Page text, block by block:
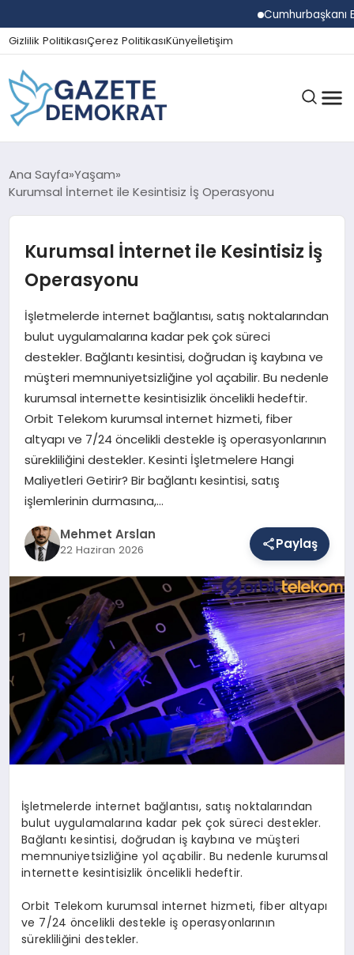
Cumhurbaşkanı
Gizlilik PolitikasıÇerez PolitikasıKünyeİletişim
GÜNDEM
SPOR
MAGAZIN
SAĞLIK
EĞITIM
DÜNYA
YAŞAM
Ana Sayfa Yaşam
Kurumsal İnternet ile Kesintisiz İş Operasyonu
Kurumsal İnternet ile Kesintisiz İş
Operasyonu
İşletmelerde internet bağlantısı, satış noktalarından
bulut uygulamalarına kadar pek çok süreci
destekler. Bağlantı kesintisi, doğrudan iş kaybına ve
müşteri memnuniyetsizliğine yol açabilir. Bu nedenle
kurumsal internette kesintisizlik öncelikli hedeftir.
Orbit Telekom kurumsal internet hizmeti, fiber
altyapı ve 7/24 öncelikli destekle iş operasyonlarının
sürekliliğini destekler. Kesinti İşletmelere Hangi
Maliyetleri Getirir? Bir bağlantı kesintisi, satış
işlemlerinin durmasına,…
Mehmet Arslan
22 Haziran 2026 Paylaş
İşletmelerde internet bağlantısı, satış noktalarından
bulut uygulamalarına kadar pek çok süreci destekler.
Bağlantı kesintisi, doğrudan iş kaybına ve müşteri
memnuniyetsizliğine yol açabilir. Bu nedenle kurumsal
internette kesintisizlik öncelikli hedeftir.
Orbit Telekom kurumsal internet hizmeti, fiber altyapı
ve 7/24 öncelikli destekle iş operasyonlarının
sürekliliğini destekler.